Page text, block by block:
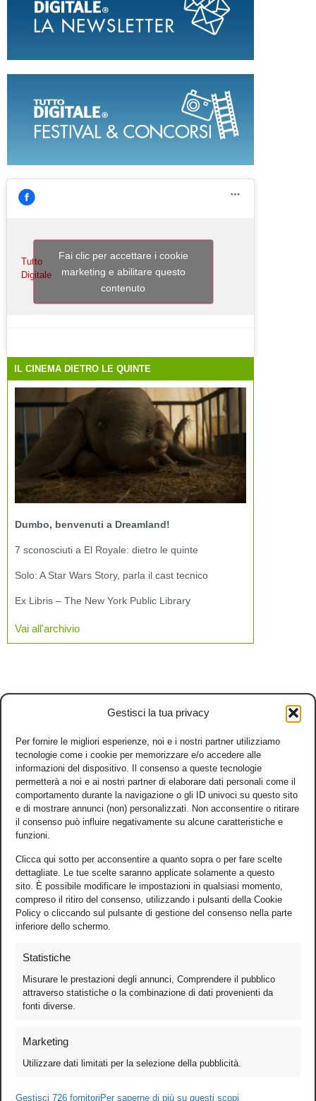
Gestisci la tua privacy
Per fornire le migliori esperienze, noi e i nostri partner utilizziamo
tecnologie come i cookie per memorizzare e/o accedere alle
informazioni del dispositivo. Il consenso a queste tecnologie
permetterà a noi e ai nostri partner di elaborare dati personali come il
comportamento durante la navigazione o gli ID univoci su questo sito
e di mostrare annunci (non) personalizzati. Non acconsentire o ritirare
il consenso può influire negativamente su alcune caratteristiche e
funzioni.
Clicca qui sotto per acconsentire a quanto sopra o per fare scelte
dettagliate. Le tue scelte saranno applicate solamente a questo
sito. È possibile modificare le impostazioni in qualsiasi momento,
compreso il ritiro del consenso, utilizzando i pulsanti della Cookie
Policy o cliccando sul pulsante di gestione del consenso nella parte
inferiore dello schermo.
Statistiche
Misurare le prestazioni degli annunci, Comprendere il pubblico
attraverso statistiche o la combinazione di dati provenienti da
fonti diverse.
Marketing
Utilizzare dati limitati per la selezione della pubblicità.
Gestisci 726 fornitori Per saperne di più su questi scopi
Tutto
Digitale
Fai clic per accettare i cookie
marketing e abilitare questo
contenuto
IL CINEMA DIETRO LE QUINTE
Dumbo, benvenuti a Dreamland!
7 sconosciuti a El Royale: dietro le quinte
Solo: A Star Wars Story, parla il cast tecnico
Ex Libris – The New York Public Library
Vai all'archivio
Games